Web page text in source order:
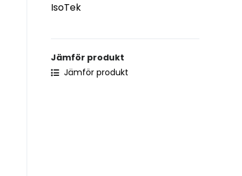
IsoTek
Jämför produkt
Jämför produkt